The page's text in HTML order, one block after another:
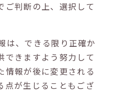
ご判断の上、選択して
は、できる限り正確か
できますよう努力して
情報が後に変更される
点が生じることもござ